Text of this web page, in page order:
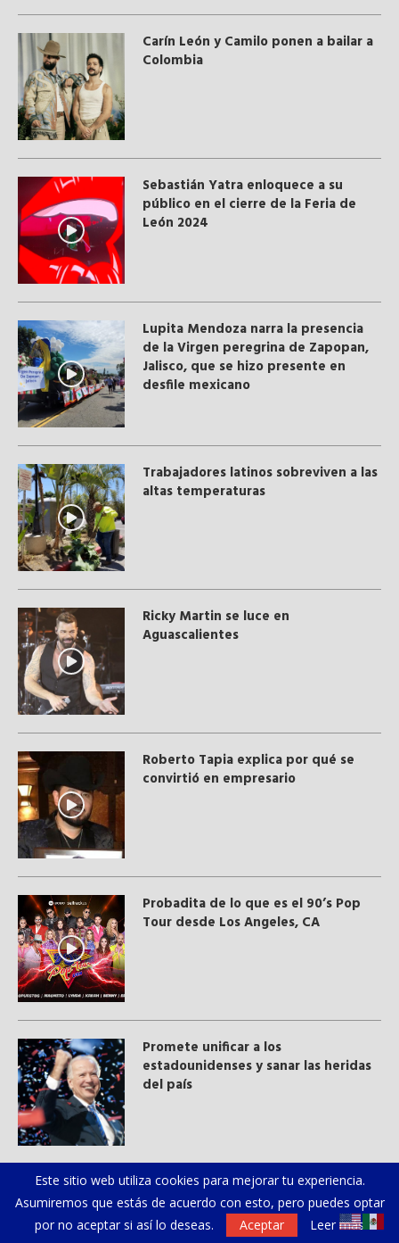
Carín León y Camilo ponen a bailar a
Colombia
Sebastián Yatra enloquece a su
público en el cierre de la Feria de
León 2024
Lupita Mendoza narra la presencia
de la Virgen peregrina de Zapopan,
Jalisco, que se hizo presente en
desfile mexicano
Trabajadores latinos sobreviven a las
altas temperaturas
Ricky Martin se luce en
Aguascalientes
Roberto Tapia explica por qué se
convirtió en empresario
Probadita de lo que es el 90’s Pop
Tour desde Los Angeles, CA
Promete unificar a los
estadounidenses y sanar las heridas
del país
Los solicitantes de asilo colombianos
esperaban que De la Espriella fuera
un puente hacia Trump: resulta que
Este sitio web utiliza cookies para mejorar tu experiencia.
Asumiremos que estás de acuerdo con esto, pero puedes optar
por no aceptar si así lo deseas.
Aceptar Leer más